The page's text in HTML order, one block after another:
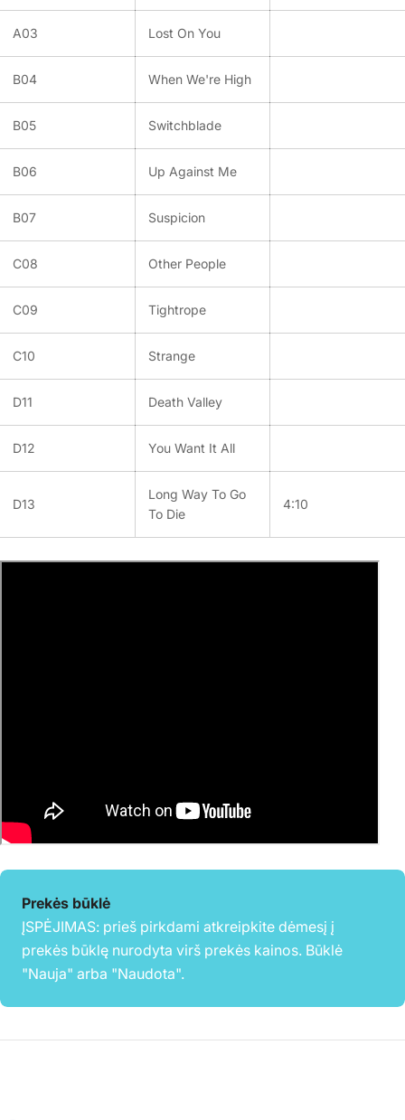
A03 Lost On You
B04 When We're High
B05 Switchblade
B06 Up Against Me
B07 Suspicion
C08 Other People
C09 Tightrope
C10 Strange
D11 Death Valley
D12 You Want It All
D13
Long Way To Go
To Die
4:10
Prekės būklė
ĮSPĖJIMAS: prieš pirkdami atkreipkite dėmesį į
prekės būklę nurodyta virš prekės kainos. Būklė
"Nauja" arba "Naudota".